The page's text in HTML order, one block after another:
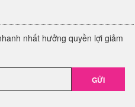
nhất hưởng quyền lợi giảm
GỬI